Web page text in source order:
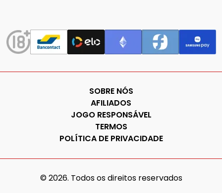
SOBRE NÓS
AFILIADOS
JOGO RESPONSÁVEL
TERMOS
POLÍTICA DE PRIVACIDADE
©2026. Todos os direitos reservados